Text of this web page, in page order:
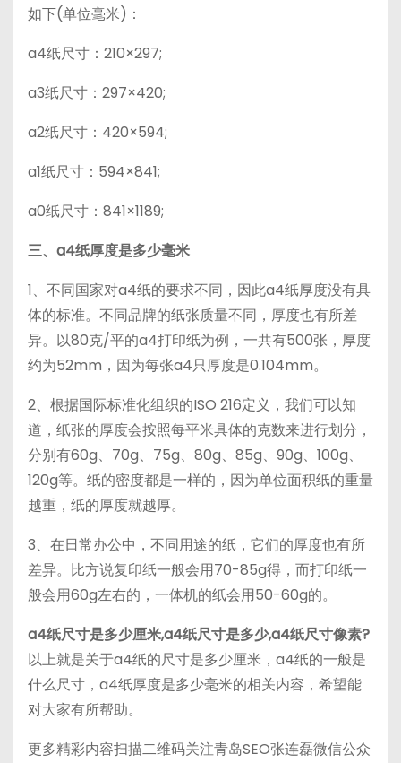
如下(单位毫米)：
a4纸尺寸：210×297;
a3纸尺寸：297×420;
a2纸尺寸：420×594;
a1纸尺寸：594×841;
a0纸尺寸：841×1189;
三、a4纸厚度是多少毫米
1、不同国家对a4纸的要求不同，因此a4纸厚度没有具
体的标准。不同品牌的纸张质量不同，厚度也有所差
异。以80克/平的a4打印纸为例，一共有500张，厚度
约为52mm，因为每张a4只厚度是0.104mm。
2、根据国际标准化组织的ISO 216定义，我们可以知
道，纸张的厚度会按照每平米具体的克数来进行划分，
分别有60g、70g、75g、80g、85g、90g、100g、
120g等。纸的密度都是一样的，因为单位面积纸的重量
越重，纸的厚度就越厚。
3、在日常办公中，不同用途的纸，它们的厚度也有所
差异。比方说复印纸一般会用70-85g得，而打印纸一
般会用60g左右的，一体机的纸会用50-60g的。
a4纸尺寸是多少厘米,a4纸尺寸是多少,a4纸尺寸像素?
以上就是关于a4纸的尺寸是多少厘米，a4纸的一般是
什么尺寸，a4纸厚度是多少毫米的相关内容，希望能
对大家有所帮助。
更多精彩内容扫描二维码关注青岛SEO张连磊微信公众